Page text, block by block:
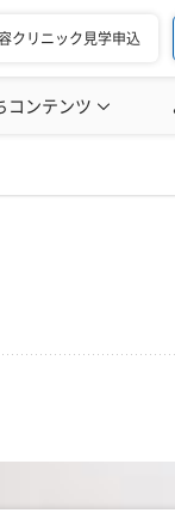
クリニック見学申込
コンテンツ
美容医療の転職お役